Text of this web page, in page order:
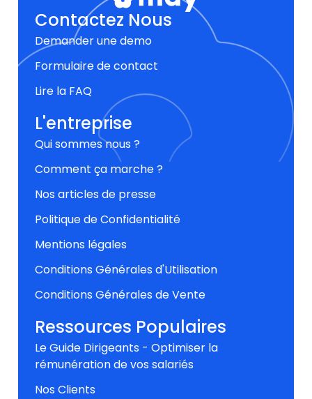
Contactez Nous
Demander une demo
Formulaire de contact
Lire la FAQ
L'entreprise
Qui sommes nous ?
Comment ça marche ?
Nos articles de presse
Politique de Confidentialité
Mentions légales
Conditions Générales d'Utilisation
Conditions Générales de Vente
Ressources Populaires
Le Guide Dirigeants - Optimiser la
rémunération de vos salariés
Nos Clients